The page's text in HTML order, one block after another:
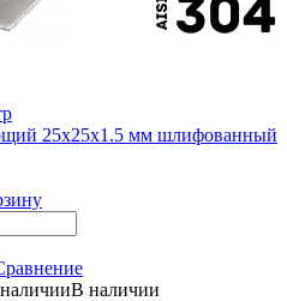
25х25х1.5 мм шлифованный
В наличии